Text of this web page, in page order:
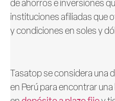
de ahorros e inversiones
instituciones afiliadas que
y condiciones en soles y
Tasatop se considera una
en Perú para encontrar